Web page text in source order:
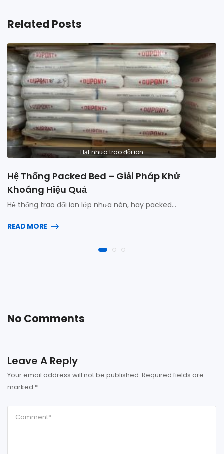
Related Posts
Hạt nhựa trao đổi ion
Hệ Thống Packed Bed – Giải Pháp Khử
Khoáng Hiệu Quả
Hệ thống trao đổi ion lớp nhựa nén, hay packed…
READ MORE
No Comments
Leave A Reply
Your email address will not be published. Required fields are
marked *